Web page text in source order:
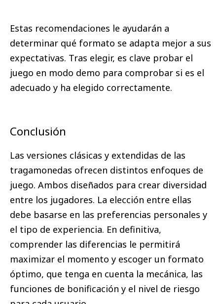
Estas recomendaciones le ayudarán a
determinar qué formato se adapta mejor a sus
expectativas. Tras elegir, es clave probar el
juego en modo demo para comprobar si es el
adecuado y ha elegido correctamente.
Conclusión
Las versiones clásicas y extendidas de las
tragamonedas ofrecen distintos enfoques de
juego. Ambos diseñados para crear diversidad
entre los jugadores. La elección entre ellas
debe basarse en las preferencias personales y
el tipo de experiencia. En definitiva,
comprender las diferencias le permitirá
maximizar el momento y escoger un formato
óptimo, que tenga en cuenta la mecánica, las
funciones de bonificación y el nivel de riesgo